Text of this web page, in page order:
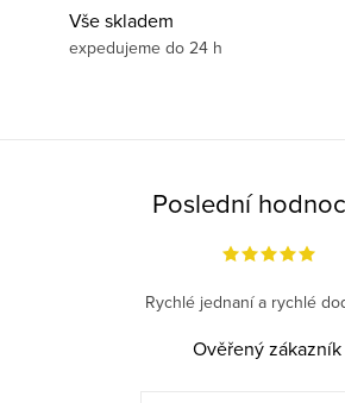
Vše skladem
expedujeme do 24 h
Poslední
Rychlé jednaní a rychlé
Ověřený zákazník